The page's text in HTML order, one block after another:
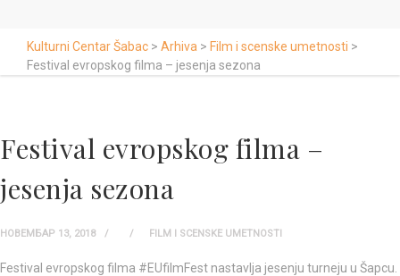
Kulturni Centar Šabac > Arhiva > Film i scenske umetnosti >
Festival evropskog filma – jesenja sezona
Festival evropskog filma –
jesenja sezona
НОВЕМБАР 13, 2018 FILM I SCENSKE UMETNOSTI
Festival evropskog filma #EUfilmFest nastavlja jesenju turneju u Šapcu.